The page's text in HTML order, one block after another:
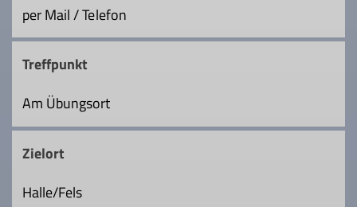
per Mail / Telefon
Treffpunkt
Am Übungsort
Zielort
Halle/Fels